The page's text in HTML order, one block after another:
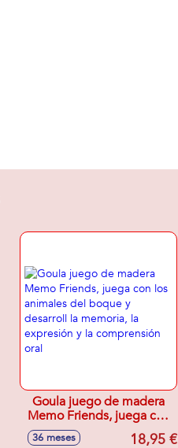
Goula juego de madera
Memo Friends, juega con
los animales del boque y
desarroll la memoria, la
36 meses 18,95 €